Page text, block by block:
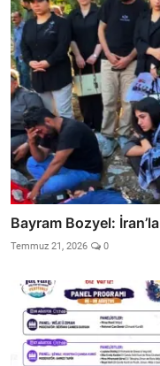
Bayram Bozyel:
Temmuz 21, 2026 0